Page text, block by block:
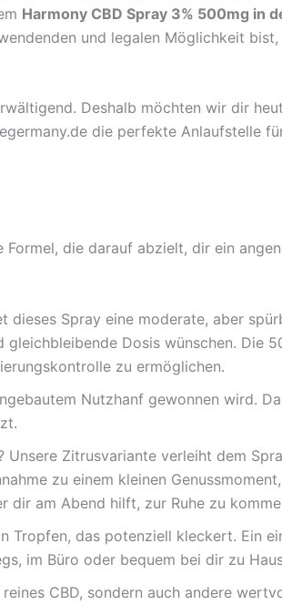
Harmony CBD Spray 3% 500mg in
und legalen Möglichkeit
Deshalb möchten wir dir
die perfekte Anlaufstelle
die darauf abzielt, dir ein
Spray eine moderate, aber
Dosis wünschen. Die
zu ermöglichen.
Nutzhanf gewonnen wird.
Zitrusvariante verleiht dem
zu einem kleinen
am Abend hilft, zur Ruhe zu
Tropfen, das potenziell kleckert. Ein
im Büro oder bequem bei dir zu
CBD, sondern auch andere